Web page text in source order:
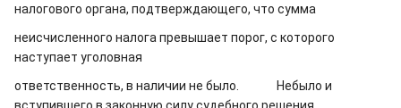
налогового органа, подтверждающего, что сумма
неисчисленного налога превышает порог, с которого
наступает уголовная
ответственность, в наличии не было. Небыло и